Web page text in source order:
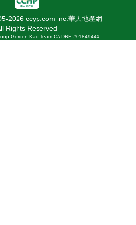
2026 ccyp.com Inc.華人地產網
Rights Reserved
Gorden Kao Team CA DRE #01849444